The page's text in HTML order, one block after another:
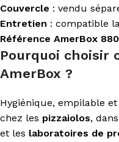
Couvercle : vendu
Entretien : compatible
Référence AmerBox
Pourquoi choisir
AmerBox ?
Hygiénique, empilable
chez les pizzaiolos,
et les laboratoires de